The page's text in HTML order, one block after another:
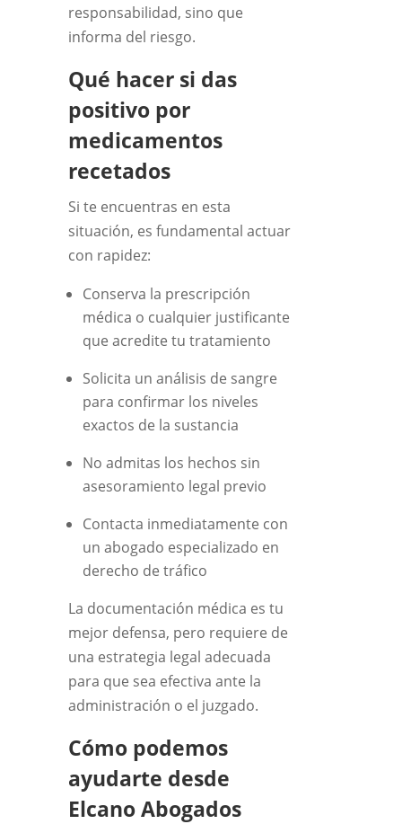
responsabilidad, sino que
informa del riesgo.
Qué hacer si das
positivo por
medicamentos
recetados
Si te encuentras en esta
situación, es fundamental actuar
con rapidez:
Conserva la prescripción
médica o cualquier justificante
que acredite tu tratamiento
Solicita un análisis de sangre
para confirmar los niveles
exactos de la sustancia
No admitas los hechos sin
asesoramiento legal previo
Contacta inmediatamente con
un abogado especializado en
derecho de tráfico
La documentación médica es tu
mejor defensa, pero requiere de
una estrategia legal adecuada
para que sea efectiva ante la
administración o el juzgado.
Cómo podemos
ayudarte desde
Elcano Abogados